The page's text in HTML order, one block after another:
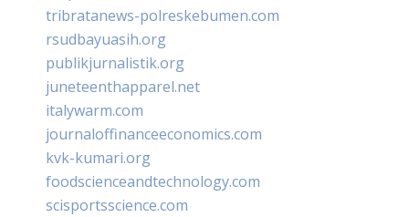
tribratanews-polreskebumen.com
rsudbayuasih.org
publikjurnalistik.org
juneteenthapparel.net
italywarm.com
journaloffinanceeconomics.com
kvk-kumari.org
foodscienceandtechnology.com
scisportsscience.com